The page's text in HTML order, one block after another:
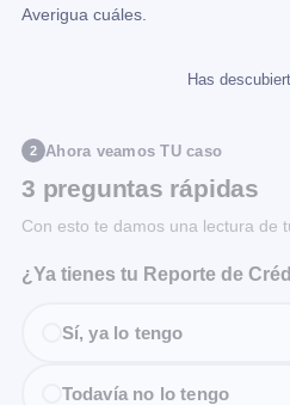
Averigua cuáles.
Has
2 Ahora veamos TU caso
3 preguntas rápidas
Con esto te damos una lectura de
¿Ya tienes tu Reporte de
Sí, ya lo tengo
Todavía no lo tengo